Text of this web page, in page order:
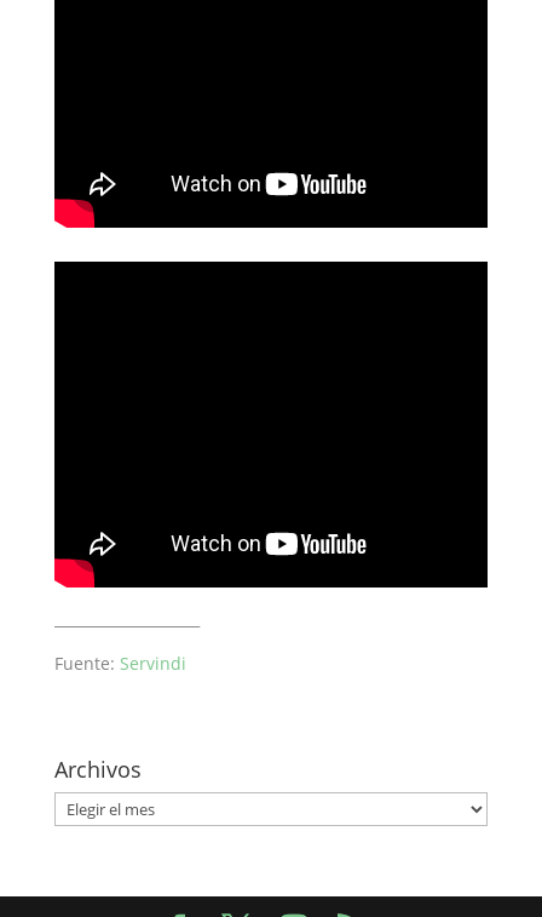
Fuente: Servindi
Archivos
Archivos